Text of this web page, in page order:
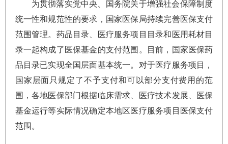
为贯彻落实党中央、国务院关于增强社会保障制度
统一性和规范性的要求，国家医保局持续完善医保支付
范围管理。药品目录、医疗服务项目目录和医用耗材目
录一起构成了医保基金的支付范围。目前，国家医保药
品目录已实现全国层面基本统一。对于医疗服务项目，
国家层面只规定了不予支付和可以部分支付费用的范
围，各地医保部门根据临床需求、医疗技术发展、医保
基金运行等实际情况确定本地区医疗服务项目医保支付
范围。